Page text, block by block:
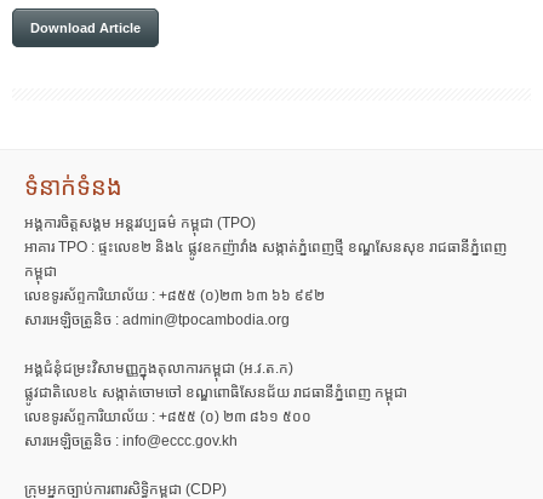
Download Article
ទំនាក់ទំនង
អង្គការចិត្តសង្គម អន្តរវប្បធម៌ កម្ពុជា (TPO)
អាគារ TPO : ផ្ទះលេខ២ និង៤ ផ្លូវឧកញ៉ាវាំង សង្កាត់ភ្នំពេញថ្មី ខណ្ឌសែនសុខ រាជធានីភ្នំពេញ
កម្ពុជា
លេខទូរស័ព្ទការិយាល័យ : +៨៥៥ (០)២៣ ៦៣ ៦៦ ៩៩២
សារអេឡិចត្រូនិច : admin@tpocambodia.org
អង្គជំនុំជម្រះវិសាមញ្ញក្នុងតុលាការកម្ពុជា (អ.វ.ត.ក)
ផ្លូវជាតិលេខ៤ សង្កាត់ចោមចៅ ខណ្ឌពោធិសែនជ័យ រាជធានីភ្នំពេញ កម្ពុជា
លេខទូរស័ព្ទការិយាល័យ : +៨៥៥ (០) ២៣ ៨៦១ ៥០០
សារអេឡិចត្រូនិច : info@eccc.gov.kh
ក្រុមអ្នកច្បាប់ការពារសិទ្ធិកម្ពុជា (CDP)